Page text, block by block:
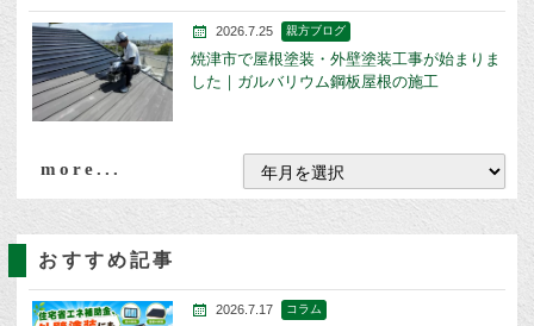
2026.7.25 親方ブログ
焼津市で屋根塗装・外壁塗装工事が始まりま
した｜ガルバリウム鋼板屋根の施工
more...
おすすめ記事
2026.7.17 コラム